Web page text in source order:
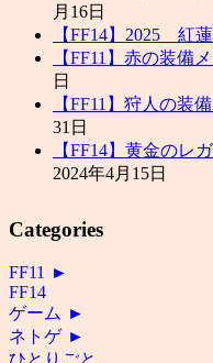
月16日
【FF14】2025 紅
【FF11】赤の装備
日
【FF11】狩人の装
31日
【FF14】黄金のレ
2024年4月15日
Categories
FF11
►
FF14
ゲーム ►
ネトゲ ►
ひとりごと